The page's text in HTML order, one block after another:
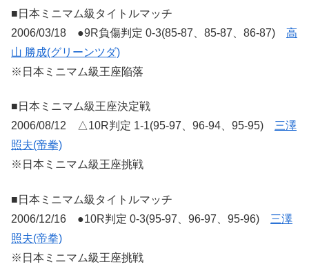
■日本ミニマム級タイトルマッチ
2006/03/18 ●9R負傷判定 0-3(85-87、85-87、86-87) 高
山 勝成(グリーンツダ)
※日本ミニマム級王座陥落
■日本ミニマム級王座決定戦
2006/08/12 △10R判定 1-1(95-97、96-94、95-95) 三澤
照夫(帝拳)
※日本ミニマム級王座挑戦
■日本ミニマム級タイトルマッチ
2006/12/16 ●10R判定 0-3(95-97、96-97、95-96) 三澤
照夫(帝拳)
※日本ミニマム級王座挑戦